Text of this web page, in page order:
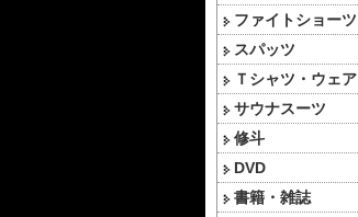
ファイトショーツ
スパッツ
Ｔシャツ・ウェア
サウナスーツ
修斗
DVD
書籍・雑誌